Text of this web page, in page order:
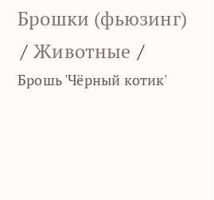
Брошки (фьюзинг)
/ Животные /
Брошь 'Чёрный котик'